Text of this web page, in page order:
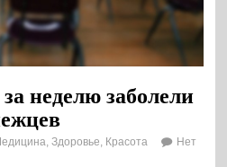
неделю заболели
Здоровье, Красота
Нет